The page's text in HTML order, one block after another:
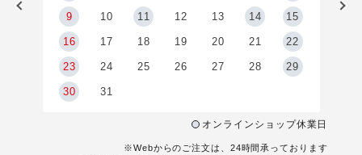
9 10 11 12 13 14 15
16 17 18 19 20 21 22
23 24 25 26 27 28 29
30 31
オンラインショップ休業日
※Webからのご注文は、24時間承っております